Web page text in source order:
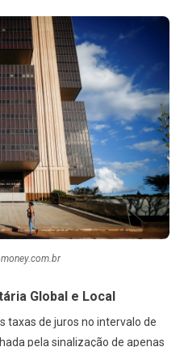
Global e Local
taxas de juros no intervalo de
pela sinalização de apenas